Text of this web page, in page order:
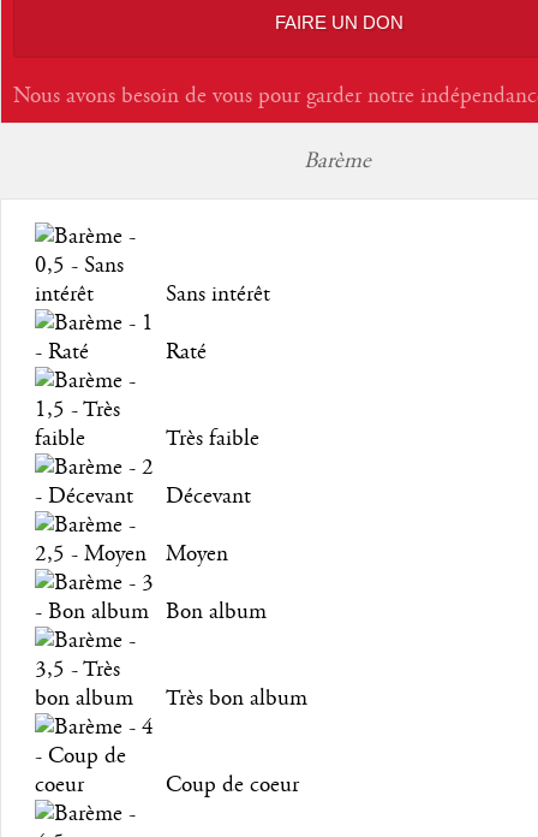
FAIRE UN DON
Nous avons besoin de vous pour garder notre
Barème
Sans intérêt
Raté
Très faible
Décevant
Moyen
Bon album
Très bon album
Coup de coeur